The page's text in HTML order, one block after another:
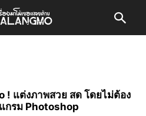
! แต่งภาพสวย สด โดยไม่ต้อง
กรม Photoshop